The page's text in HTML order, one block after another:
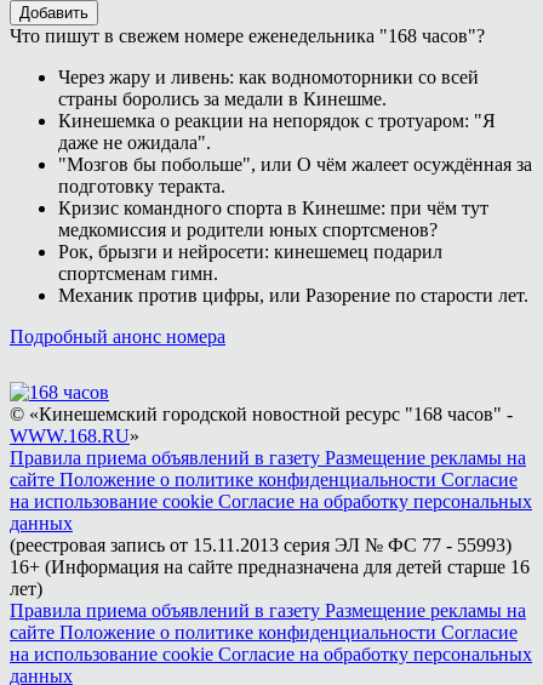
Добавить
Что пишут в свежем номере еженедельника "168 часов"?
Через жару и ливень: как водномоторники со всей
страны боролись за медали в Кинешме.
Кинешемка о реакции на непорядок с тротуаром: "Я
даже не ожидала".
"Мозгов бы побольше", или О чём жалеет осуждённая за
подготовку теракта.
Кризис командного спорта в Кинешме: при чём тут
медкомиссия и родители юных спортсменов?
Рок, брызги и нейросети: кинешемец подарил
спортсменам гимн.
Механик против цифры, или Разорение по старости лет.
Подробный анонс номера
© «Кинешемский городской новостной ресурс "168 часов" -
WWW.168.RU»
Правила приема объявлений в газету Размещение рекламы на
сайте Положение о политике конфиденциальности Согласие
на использование cookie Согласие на обработку персональных
данных
(реестровая запись от 15.11.2013 серия ЭЛ № ФС 77 - 55993)
16+ (Информация на сайте предназначена для детей старше 16
лет)
Правила приема объявлений в газету Размещение рекламы на
сайте Положение о политике конфиденциальности Согласие
на использование cookie Согласие на обработку персональных
данных